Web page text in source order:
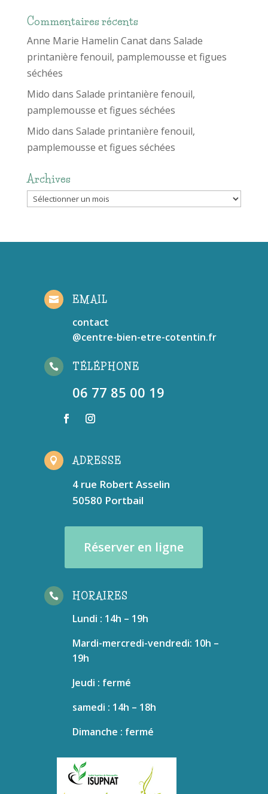
Commentaires récents
Anne Marie Hamelin Canatdans Salade
printanière fenouil, pamplemousse et figues
séchées
Mido dans Salade printanière fenouil,
pamplemousse et figues séchées
Mido dans Salade printanière fenouil,
pamplemousse et figues séchées
Archives
Archives
 EMAIL
contact
@centre-bien-etre-cotentin.fr
 TÉLÉPHONE
06 77 85 00 19
 ADRESSE
4 rue Robert Asselin
50580 Portbail
Réserver en ligne
 HORAIRES
Lundi : 14h – 19h
Mardi-mercredi-vendredi: 10h –
19h
Jeudi : fermé
samedi : 14h – 18h
Dimanche : fermé